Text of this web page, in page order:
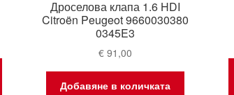
Дроселова клапа 1.6 HDI
Citroën Peugeot 9660030380
0345E3
€91,00
Добавяне в количката